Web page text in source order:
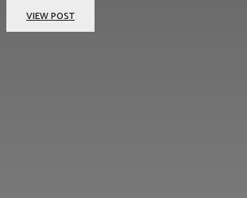
VIEW POST